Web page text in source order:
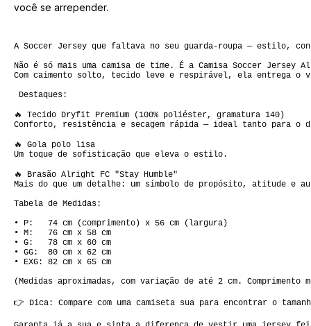
você se arrepender.
A Soccer Jersey que faltava no seu guarda-roupa — estilo,
Não é só mais uma camisa de time. É a Camisa Soccer
Com caimento solto, tecido leve e respirável, ela entrega o
Destaques:
🔥 Tecido Dryfit Premium (100% poliéster, gramatura 140)
Conforto, resistência e secagem rápida — ideal tanto para o
🔥 Gola polo lisa
Um toque de sofisticação que eleva o estilo.
🔥 Brasão Alright FC "Stay Humble"
Mais do que um detalhe: um símbolo de propósito, atitude e
Tabela de Medidas:
• P:   74 cm (comprimento) x 56 cm (largura)
• M:   76 cm x 58 cm
• G:   78 cm x 60 cm
• GG:  80 cm x 62 cm
• EXG: 82 cm x 65 cm
(Medidas aproximadas, com variação de até 2 cm.
👉 Dica: Compare com uma camiseta sua para encontrar o